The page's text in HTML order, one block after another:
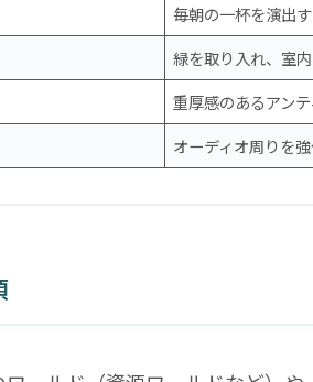
毎朝の一杯を演出
緑を取り入れ、室
重厚感のあるアンテ
オーディオ周りを